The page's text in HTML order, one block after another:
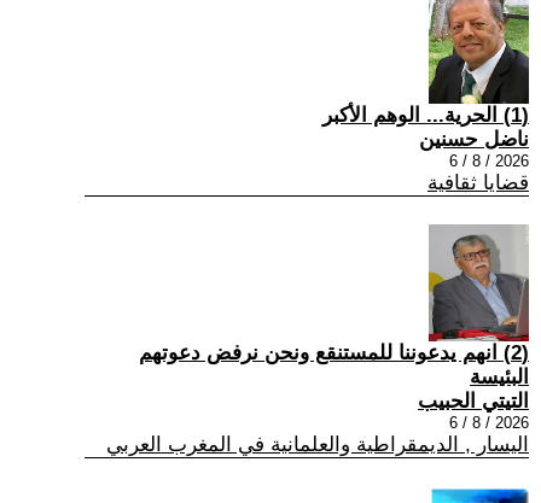
(1) الحرية... الوهم الأكبر
ناضل حسنين
2026 / 8 / 6
قضايا ثقافية
(2) انهم يدعوننا للمستنقع ونحن نرفض دعوتهم
البئيسة
التيتي الحبيب
2026 / 8 / 6
اليسار , الديمقراطية والعلمانية في المغرب العربي